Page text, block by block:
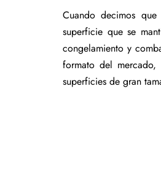
Cuando decimos
superficie que se
congelamiento y
formato del
superficies de gran